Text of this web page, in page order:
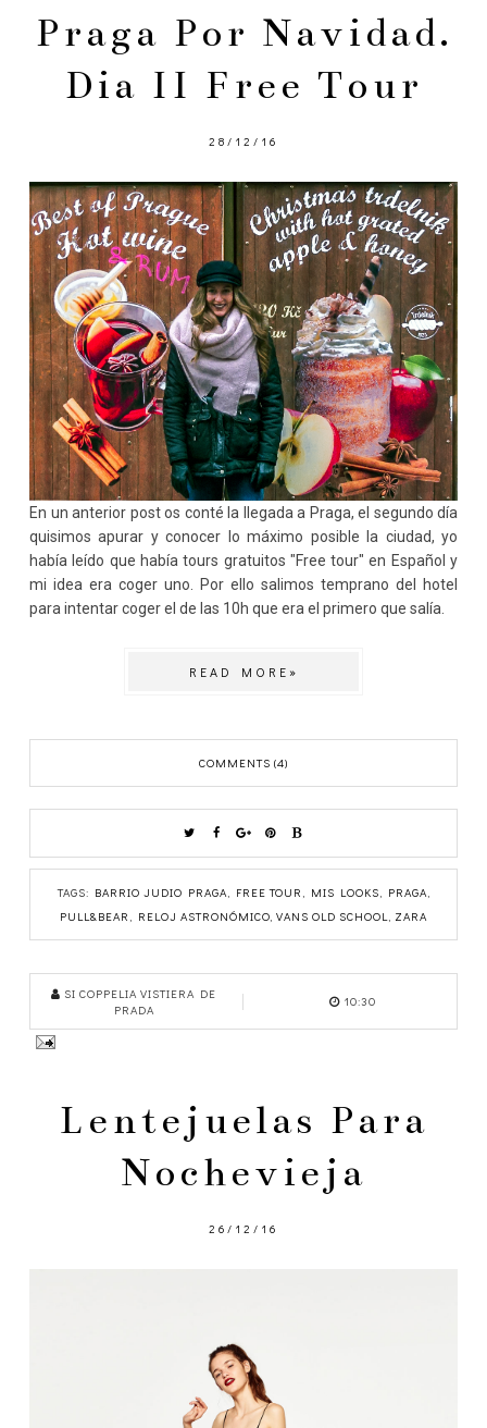
Praga Por Navidad.
Dia II Free Tour
28/12/16
En un anterior post os conté la llegada a Praga, el segundo día
quisimos apurar y conocer lo máximo posible la ciudad, yo
había leído que había tours gratuitos "Free tour" en Español y
mi idea era coger uno. Por ello salimos temprano del hotel
para intentar coger el de las 10h que era el primero que salía.
READ MORE»
COMMENTS (4)
TAGS: BARRIO JUDIO PRAGA FREE TOUR MIS LOOKS PRAGA
PULL&BEAR
RELOJ ASTRONÓMICO VANS OLD SCHOOL ZARA
SI COPPELIA VISTIERA DE
PRADA
10:30
Lentejuelas Para
Nochevieja
26/12/16